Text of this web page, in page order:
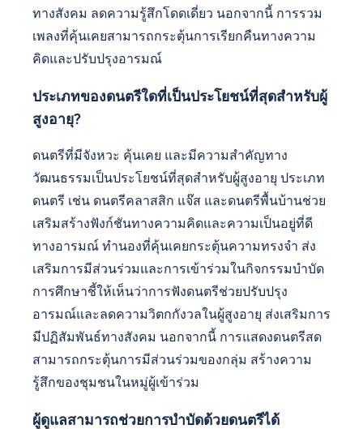
ทางสังคม ลดความรู้สึกโดดเดี่ยว นอกจากนี้ การรวม
เพลงที่คุ้นเคยสามารถกระตุ้นการเรียกคืนทางความ
คิดและปรับปรุงอารมณ์
ประเภทของดนตรีใดที่เป็นประโยชน์ที่สุดสำหรับผู้
สูงอายุ?
ดนตรีที่มีจังหวะ คุ้นเคย และมีความสำคัญทาง
วัฒนธรรมเป็นประโยชน์ที่สุดสำหรับผู้สูงอายุ ประเภท
ดนตรี เช่น ดนตรีคลาสสิก แจ๊ส และดนตรีพื้นบ้านช่วย
เสริมสร้างฟังก์ชันทางความคิดและความเป็นอยู่ที่ดี
ทางอารมณ์ ทำนองที่คุ้นเคยกระตุ้นความทรงจำ ส่ง
เสริมการมีส่วนร่วมและการเข้าร่วมในกิจกรรมบำบัด
การศึกษาชี้ให้เห็นว่าการฟังดนตรีช่วยปรับปรุง
อารมณ์และลดความวิตกกังวลในผู้สูงอายุ ส่งเสริมการ
มีปฏิสัมพันธ์ทางสังคม นอกจากนี้ การแสดงดนตรีสด
สามารถกระตุ้นการมีส่วนร่วมของกลุ่ม สร้างความ
รู้สึกของชุมชนในหมู่ผู้เข้าร่วม
ผู้ดูแลสามารถช่วยการบำบัดด้วยดนตรีได้